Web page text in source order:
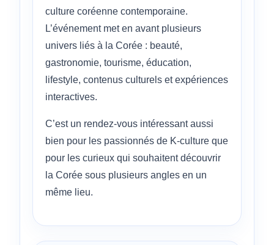
culture coréenne contemporaine.
L’événement met en avant plusieurs
univers liés à la Corée : beauté,
gastronomie, tourisme, éducation,
lifestyle, contenus culturels et expériences
interactives.
C’est un rendez-vous intéressant aussi
bien pour les passionnés de K-culture que
pour les curieux qui souhaitent découvrir
la Corée sous plusieurs angles en un
même lieu.